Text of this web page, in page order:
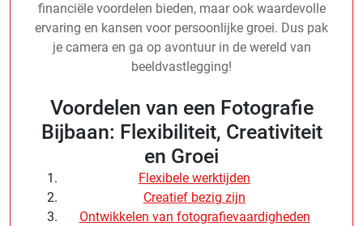
financiële voordelen bieden, maar ook waardevolle
ervaring en kansen voor persoonlijke groei. Dus pak
je camera en ga op avontuur in de wereld van
beeldvastlegging!
Voordelen van een Fotografie
Bijbaan: Flexibiliteit, Creativiteit
en Groei
Flexibele werktijden
Creatief bezig zijn
Ontwikkelen van fotografievaardigheden